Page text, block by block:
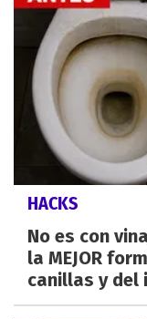
HACKS
No es con
la MEJOR
canillas y del